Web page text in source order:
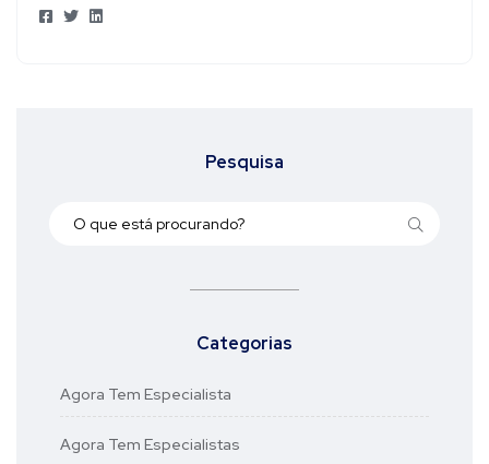
Pesquisa
Categorias
Agora Tem Especialista
Agora Tem Especialistas